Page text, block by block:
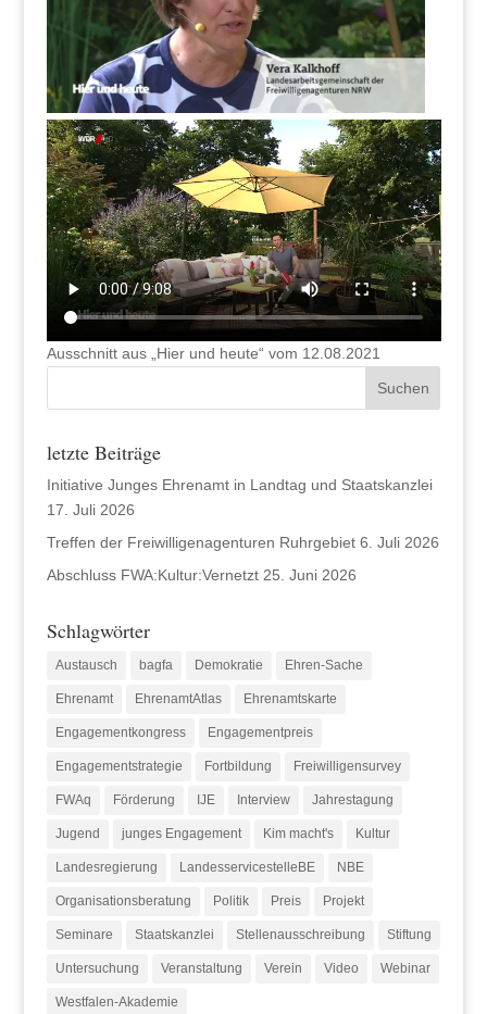
Ausschnitt aus „Hier und heute“ vom 12.08.2021
letzte Beiträge
Initiative Junges Ehrenamt in Landtag und Staatskanzlei
17. Juli 2026
Treffen der Freiwilligenagenturen Ruhrgebiet 6. Juli 2026
Abschluss FWA:Kultur:Vernetzt 25. Juni 2026
Schlagwörter
Austausch bagfa Demokratie Ehren-Sache
Ehrenamt EhrenamtAtlas Ehrenamtskarte
Engagementkongress Engagementpreis
Engagementstrategie Fortbildung Freiwilligensurvey
FWAq Förderung IJE Interview Jahrestagung
Jugend junges Engagement Kim macht's Kultur
Landesregierung LandesservicestelleBE NBE
Organisationsberatung Politik Preis Projekt
Seminare Staatskanzlei Stellenausschreibung Stiftung
Untersuchung Veranstaltung Verein Video Webinar
Westfalen-Akademie